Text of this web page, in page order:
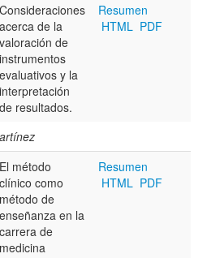
Consideraciones
acerca de la
valoración de
instrumentos
evaluativos y la
interpretación
de resultados.
Resumen
HTML PDF
El método
clínico como
método de
enseñanza en la
carrera de
medicina
Resumen
HTML PDF